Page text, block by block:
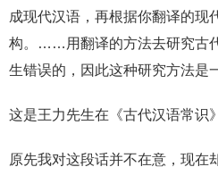
成现代汉语，再根据你翻译的现
构。……用翻译的方法去研究古
生错误的，因此这种研究方法是
这是王力先生在《古代汉语常识
原先我对这段话并不在意，现在